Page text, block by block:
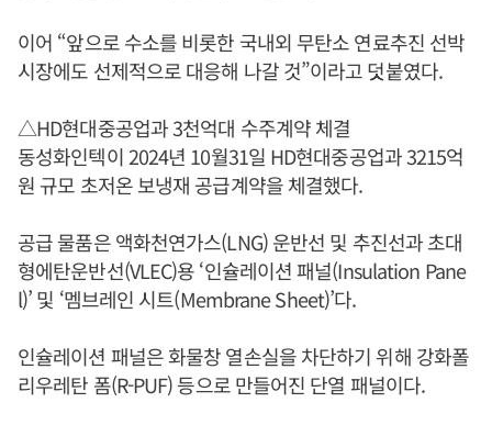
이어 “앞으로 수소를 비롯한 국내외 무탄소 연료추진 선박
시장에도 선제적으로 대응해 나갈 것”이라고 덧붙였다.
△HD현대중공업과 3천억대 수주계약 체결
동성화인텍이 2024년 10월31일 HD현대중공업과 3215억
원 규모 초저온 보냉재 공급계약을 체결했다.
공급 물품은 액화천연가스(LNG) 운반선 및 추진선과 초대
형에탄운반선(VLEC)용 ‘인슐레이션 패널(Insulation Pane
l)’ 및 ‘멤브레인 시트(Membrane Sheet)’다.
인슐레이션 패널은 화물창 열손실을 차단하기 위해 강화폴
리우레탄 폼(R-PUF) 등으로 만들어진 단열 패널이다.